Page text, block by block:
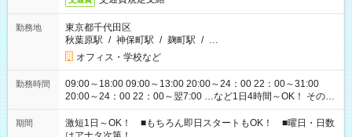
勤務地
東京都千代田区
秋葉原駅 / 神保町駅 / 麹町駅 / …
オフィス・学校など
勤務時間
09:00～18:00 09:00～13:00 20:00～24：00 22：00～31:00
20:00～24：00 22：00～翌7:00 …など1日4時間～OK！ その他
シフトもございます！ お気軽にご相談ください！
期間
激短1日～OK！ ■もちろん即日スタートもOK！ ■曜日・日数